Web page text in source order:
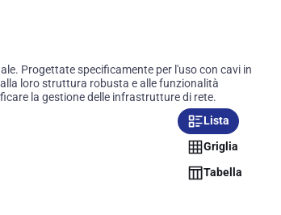
Progettate specificamente per l'uso con cavi in
loro struttura robusta e alle funzionalità
la gestione delle infrastrutture di rete.
Lista
Griglia
Tabella